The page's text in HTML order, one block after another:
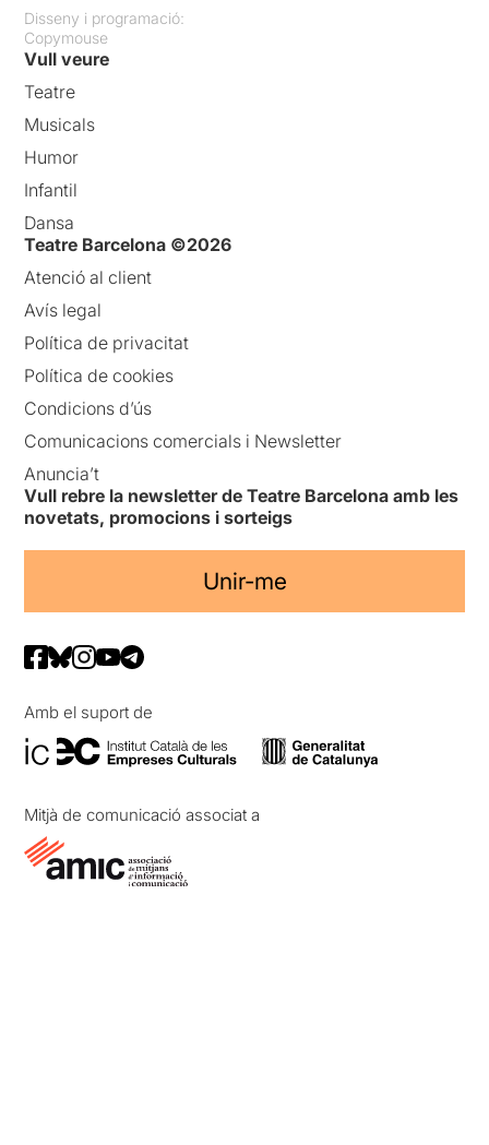
Disseny i programació:
Copymouse
Vull veure
Teatre
Musicals
Humor
Infantil
Dansa
Teatre Barcelona ©2026
Atenció al client
Avís legal
Política de privacitat
Política de cookies
Condicions d’ús
Comunicacions comercials i Newsletter
Anuncia’t
Vull rebre la newsletter de Teatre Barcelona amb les
novetats, promocions i sorteigs
Unir-me
Amb el suport de
Mitjà de comunicació associat a